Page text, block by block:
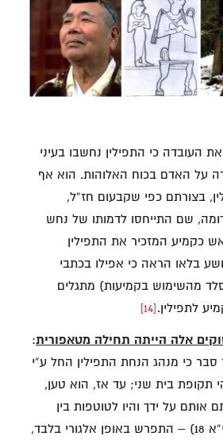
העובדה כי התפילין נחשבו בעיני
על האדם בכוח האלוהות. הוא אף
בצורתם כפי שקבעום חז”ל,
שם התייחסו לדמותו של נחש
כקמיע המזכיר את התפילין
בלאו הראה כי אפילו בכתבי
מהשימוש בקמיעות) מתגלים
לתפילין.[14]
אלה הייתה תחילה מטאפורית:
סבר כי מנהג הנחת התפילין החל ע”י
תקופת בית שני; עד אז, הוא טען,
אותם על ידך והיו לטוטפות בין
עיניך” (דברים י”א 18) – התפרש באופן אלגורי בלבד,